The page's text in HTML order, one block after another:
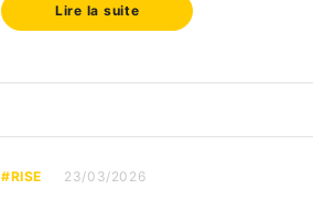
Lire la suite
#RISE 23/03/2026